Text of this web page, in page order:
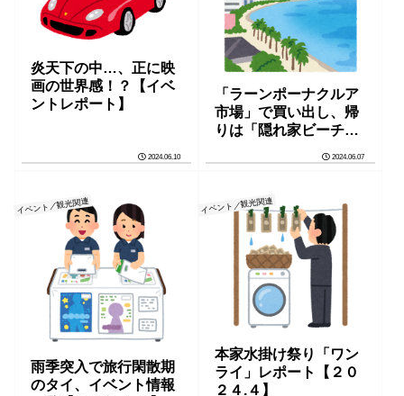
炎天下の中…、正に映
画の世界感！？【イベ
ントレポート】
2024.06.10
「ラーンポーナクルア
市場」で買い出し、帰
りは「隠れ家ビーチ」
2024.06.07
イベント／観光関連
雨季突入で旅行閑散期
のタイ、イベント情報
イベント／観光関連
本家水掛け祭り「ワン
ライ」レポート【２０
２４.４】